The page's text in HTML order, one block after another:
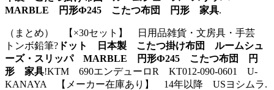
MARBLE 円形Ф245 こたつ布団 円形 家具.
（まとめ） 【×30セット】 日用品雑貨・文房具・手芸
トンボ鉛筆? ドット 日本製 こたつ掛け布団 ルームシュ
ーズ・スリッパ MARBLE 円形Ф245 こたつ布団 円
形 家具!KTM 690エンデューロR KT012-090-0601 U-
KANAYA 【メーカー在庫あり】 14年以降 USヨシムラ.